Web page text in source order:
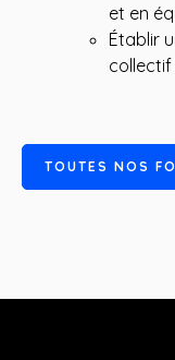
et en
Établir
collectif
TOUTE S NOS FO